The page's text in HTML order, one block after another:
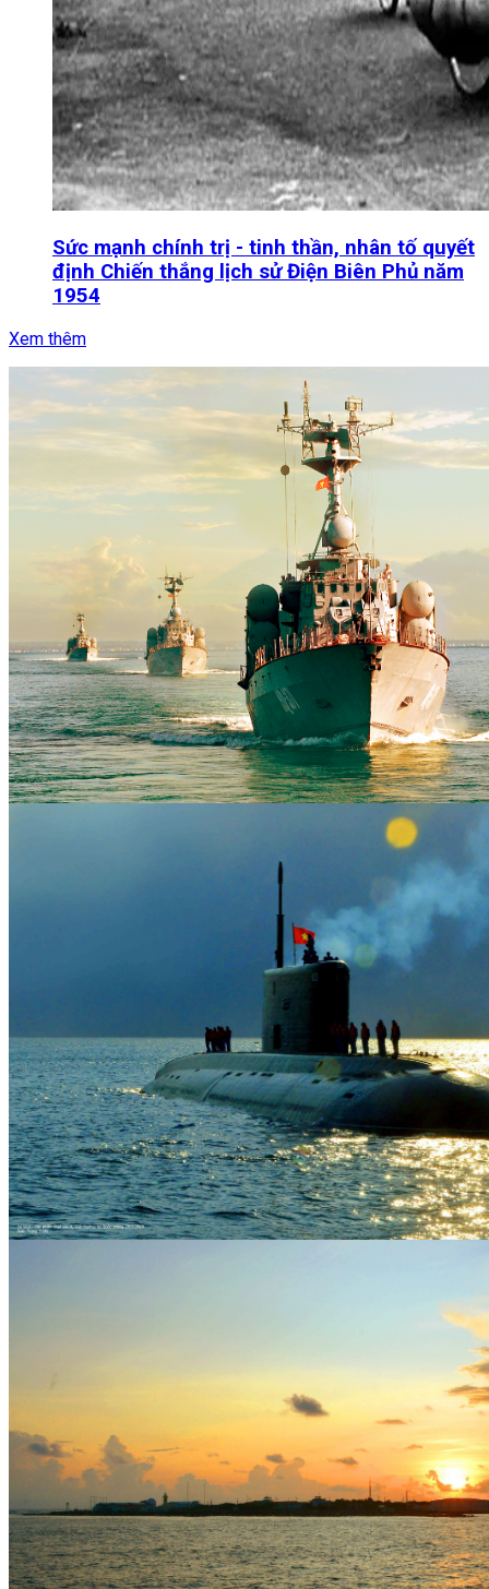
Sức mạnh chính trị - tinh thần, nhân tố quyết
định Chiến thắng lịch sử Điện Biên Phủ năm
1954
Xem thêm